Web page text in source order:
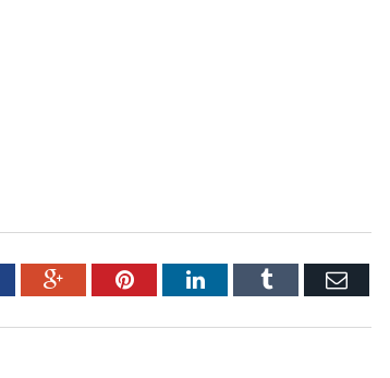
Google+PinterestLinkedInTumblr Email